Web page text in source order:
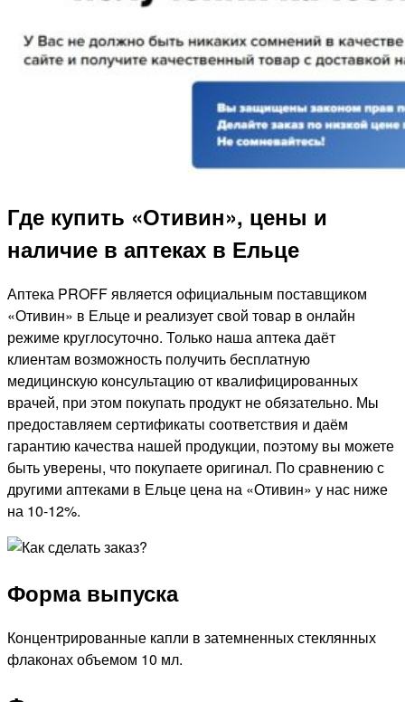
Где купить «Отивин», цены и
наличие в аптеках в Ельце
Аптека PROFF является официальным поставщиком
«Отивин» в Ельце и реализует свой товар в онлайн
режиме круглосуточно. Только наша аптека даёт
клиентам возможность получить бесплатную
медицинскую консультацию от квалифицированных
врачей, при этом покупать продукт не обязательно. Мы
предоставляем сертификаты соответствия и даём
гарантию качества нашей продукции, поэтому вы можете
быть уверены, что покупаете оригинал. По сравнению с
другими аптеками в Ельце цена на «Отивин» у нас ниже
на 10-12%.
Форма выпуска
Концентрированные капли в затемненных стеклянных
флаконах объемом 10 мл.